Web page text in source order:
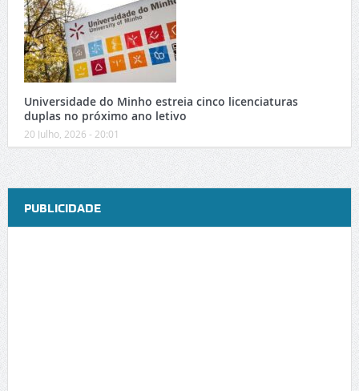
Universidade do Minho estreia cinco licenciaturas
duplas no próximo ano letivo
20 Julho, 2026 - 20:01
PUBLICIDADE